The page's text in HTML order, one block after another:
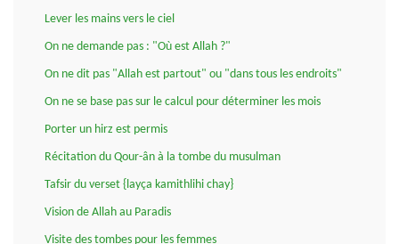
Lever les mains vers le ciel
On ne demande pas : "Où est Allah ?"
On ne dit pas "Allah est partout" ou "dans tous les endroits"
On ne se base pas sur le calcul pour déterminer les mois
Porter un hirz est permis
Récitation du Qour-ân à la tombe du musulman
Tafsir du verset {layça kamithlihi chay}
Vision de Allah au Paradis
Visite des tombes pour les femmes